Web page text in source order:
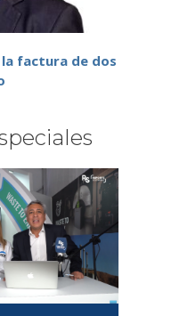
factura de dos